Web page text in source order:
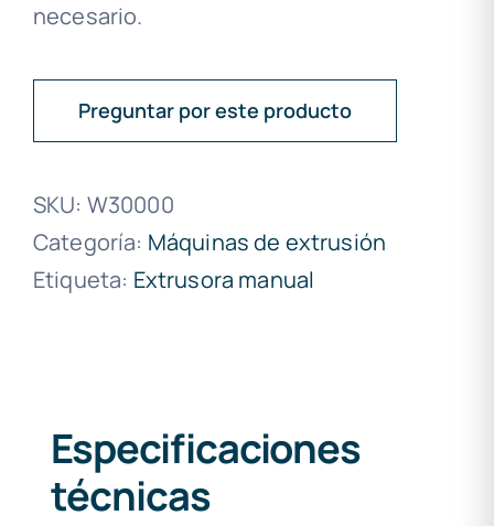
necesario.
Preguntar por este producto
SKU: W30000
Categoría: Máquinas de extrusión
Etiqueta: Extrusora manual
Especificaciones
técnicas